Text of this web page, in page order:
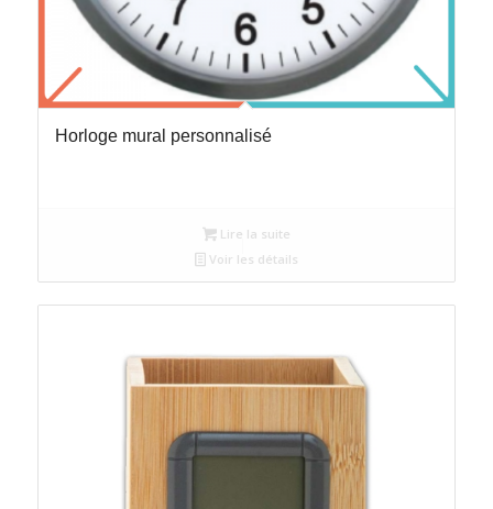
Horloge mural personnalisé
Lire la suite
Voir les détails